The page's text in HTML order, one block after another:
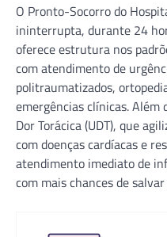
O Pronto-Socorro do
ininterrupta, durante 24
oferece estrutura nos
com atendimento de
politraumatizados,
emergências clínicas. Além
Dor Torácica (UDT), que
com doenças cardíacas e
atendimento imediato de
com mais chances de